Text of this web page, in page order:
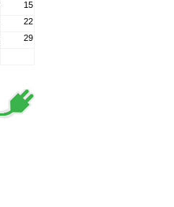
15
22
29